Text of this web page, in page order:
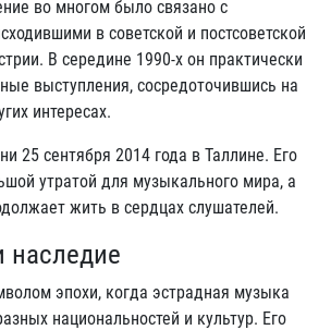
во многом было связано с
в советской и постсоветской
В середине 1990-х он практически
выступления, сосредоточившись на
интересах.
25 сентября 2014 года в Таллине. Его
утратой для музыкального мира, а
жить в сердцах слушателей.
наследие
эпохи, когда эстрадная музыка
национальностей и культур. Его